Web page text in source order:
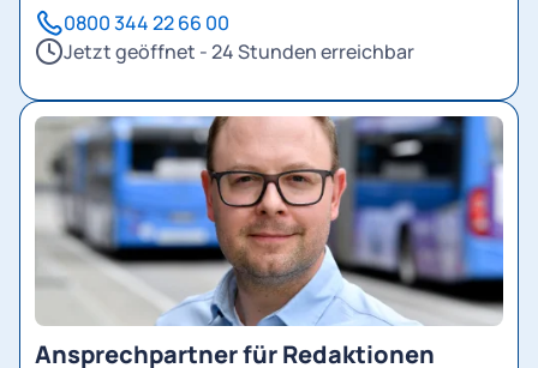
0800 344 22 66 00
Jetzt geöffnet - 24 Stunden erreichbar
Ansprechpartner für Redaktionen